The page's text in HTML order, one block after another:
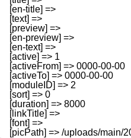
    [en-title] =>
    [text] =>
    [preview] =>
    [en-preview] =>
    [en-text] =>
    [active] => 1
    [activeFrom] => 0000-00-00
    [activeTo] => 0000-00-00
    [moduleID] => 2
    [sort] => 0
    [duration] => 8000
    [linkTitle] =>
    [font] =>
[picPath] => /uploads/